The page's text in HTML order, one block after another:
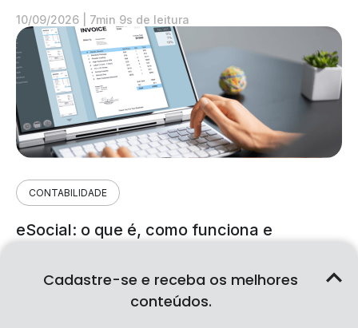
Cadastre-se e receba os melhores
conteúdos.
10/09/2026 7min 9s de leitura
CONTABILIDADE
eSocial: o que é, como funciona e
07/08/2026|6min 13s de leitura